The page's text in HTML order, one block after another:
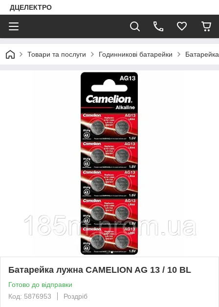
ДЦЕЛЕКТРО
Товари та послуги Годинникові батарейки
Батарейка лужна CAMELION AG 13 / 10 BL
Готово до відправки
Код: 5876953
Роздріб